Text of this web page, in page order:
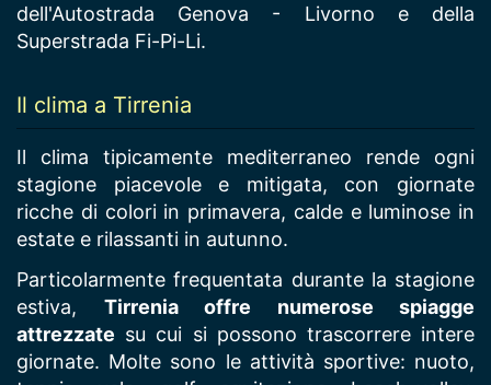
dell'Autostrada Genova - Livorno e della
Superstrada Fi-Pi-Li.
Il clima a Tirrenia
Il clima tipicamente mediterraneo rende ogni
stagione piacevole e mitigata, con giornate
ricche di colori in primavera, calde e luminose in
estate e rilassanti in autunno.
Particolarmente frequentata durante la stagione
estiva, Tirrenia offre numerose spiagge
attrezzate su cui si possono trascorrere intere
giornate. Molte sono le attività sportive: nuoto,